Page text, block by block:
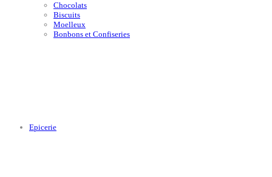
Chocolats
Biscuits
Moelleux
Bonbons et Confiseries
Epicerie